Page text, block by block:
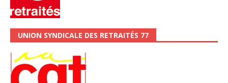
UNION SYNDICALE DES RETRAITÉS 77